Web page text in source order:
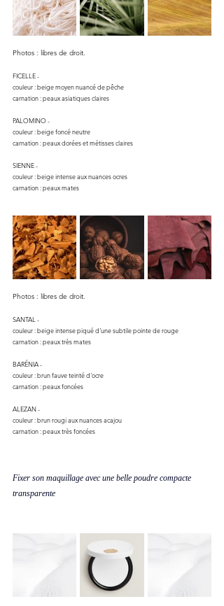
Photos : libres de droit.
FICELLE -
couleur : beige moyen nuancé de pêche
carnation : peaux asiatiques claires
PALOMINO -
couleur : beige foncé neutre
carnation : peaux dorées et métisses claires
SIENNE -
couleur : beige intense aux nuances ocres
carnation : peaux mates
Photos : libres de droit.
SANTAL -
couleur : beige intense piqué d'une subtile pointe de rouge
carnation : peaux très mates
BARÉNIA -
couleur : brun fauve teinté d'ocre
carnation : peaux foncées
ALEZAN -
couleur : brun rougi aux nuances acajou
carnation : peaux très foncées
Fixer son maquillage avec une belle poudre compacte
transparente